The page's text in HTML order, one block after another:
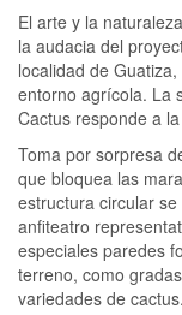
El arte y la
la audacia del
localidad de
entorno agrícola. La
Cactus responde a
Toma por sorpresa
que bloquea las
estructura circular
anfiteatro
especiales paredes
terreno, como
variedades de cactus.